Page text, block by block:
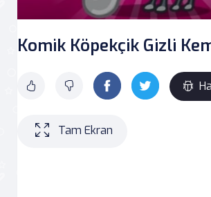
Komik Köpekçik Gizli
Tam Ekran